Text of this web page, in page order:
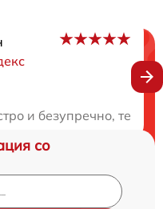
и безупречно,
со